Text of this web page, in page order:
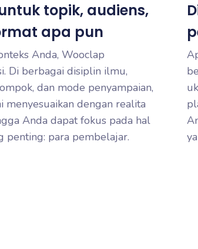
topik, audiens,
apa pun
Anda, Wooclap
Di berbagai disiplin ilmu,
dan mode penyampaian,
menyesuaikan dengan realita
Anda dapat fokus pada hal
penting: para pembelajar.